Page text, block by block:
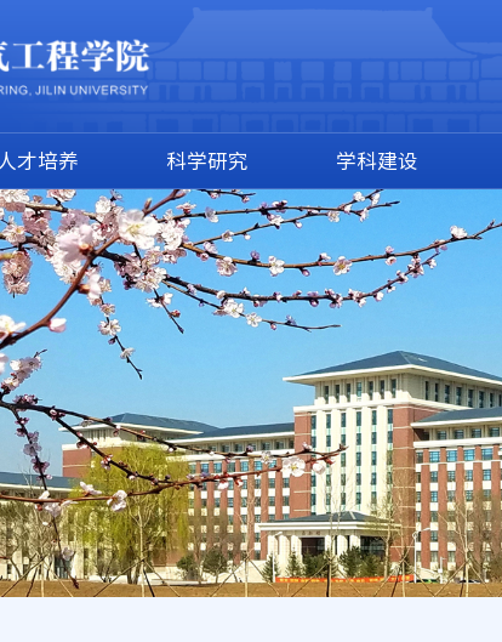
人才培养 科学研究 学科建设